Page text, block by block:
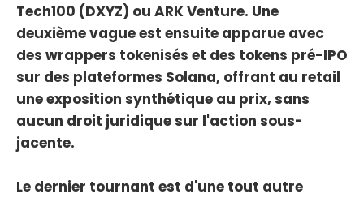
Tech100 (DXYZ) ou ARK Venture. Une
deuxième vague est ensuite apparue avec
des wrappers tokenisés et des tokens pré-IPO
sur des plateformes Solana, offrant au retail
une exposition synthétique au prix, sans
aucun droit juridique sur l'action sous-
jacente.
Le dernier tournant est d'une tout autre